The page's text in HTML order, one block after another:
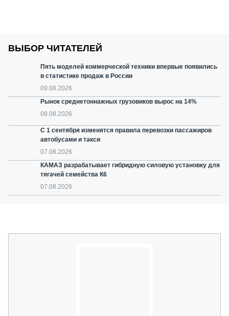
ВЫБОР ЧИТАТЕЛЕЙ
Пять моделей коммерческой техники впервые появились
в статистике продаж в России
09.08.2026
Рынок среднетоннажных грузовиков вырос на 14%
08.08.2026
С 1 сентября изменятся правила перевозки пассажиров
автобусами и такси
07.08.2026
КАМАЗ разрабатывает гибридную силовую установку для
тягачей семейства К6
07.08.2026